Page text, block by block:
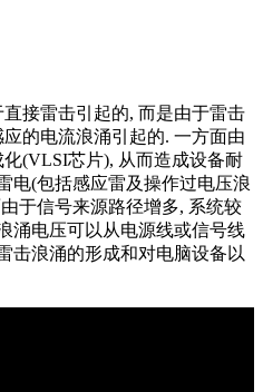
接雷击引起的, 而是由于雷击
的电流浪涌引起的. 一方面由
(VLSI芯片), 从而造成设备耐
电(包括感应雷及操作过电压浪
于信号来源路径增多, 系统较
涌电压可以从电源线或信号线
击浪涌的形成和对电脑设备以